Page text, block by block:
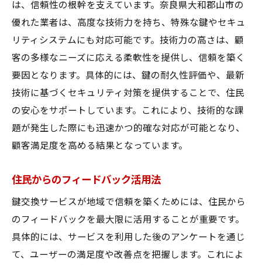
は、信頼性の根幹を支えています。奈良県大和郡山市の
優れた業者は、高度な技術力を持ち、特殊な鍵やセキュ
リティシステムにも対応可能です。技術力の高さは、顧
客の多様なニーズに応える柔軟性を提供し、信頼を築く
要因となります。具体的には、鍵の耐久性評価や、最新
技術に基づくセキュリティ対策を提供することで、住民
の安心をサポートしています。これにより、技術的な課
題が発生した際にも迅速かつ的確な対応が可能となり、
顧客満足度を高める結果となっています。
住民からのフィードバック活用法
鍵交換サービスが地域で信頼を築くためには、住民から
のフィードバックを最大限に活用することが重要です。
具体的には、サービスを利用した後のアンケートを通じ
て、ユーザーの満足度や改善点を把握します。これによ